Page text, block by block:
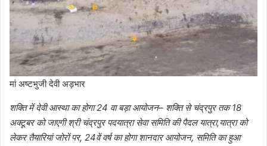
मां अष्टभुजी देवी अड़भार
शक्ति में देवी आस्था का होगा 24 वा बड़ा आयोजन– शक्ति से चंद्रपुर तक 18
अक्टूबर को जाएगी श्री चंद्रपुर पदयात्रा सेवा समिति की पैदल यात्रा,यात्रा को
लेकर तैयारियां जोरों पर, 24वें वर्ष का होगा शानदार आयोजन, समिति का हुआ